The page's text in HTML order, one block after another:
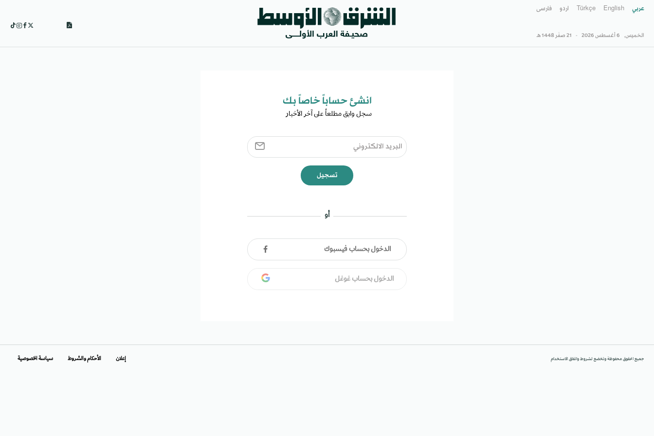
عربي English
Türkçe اردو فارسى
الخميس, 6 أغسطس 2026 - 21 صفَر 1448 هـ
انشئ حساباً خاصاً بك​
سجل وابق مطلعاً على آخر الأخبار ​
تسجيل
أو
الدخول بحساب فيسبوك
الدخول بحساب غوغل
جميع الحقوق محفوظة وتخضع لشروط واتفاق الاستخدام إعلان الأحكام والشروط سياسة الخصوصية